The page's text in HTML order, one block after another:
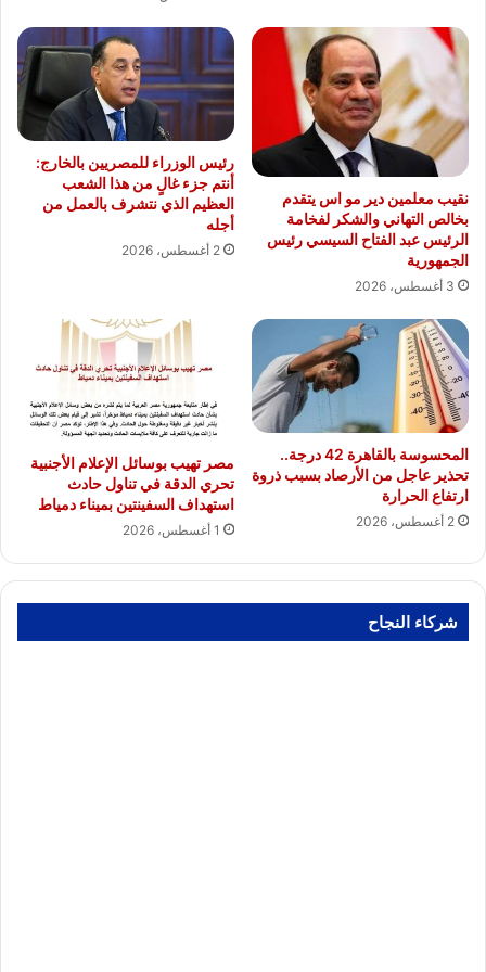
نقيب معلمين دير مو اس يتقدم
بخالص التهاني والشكر لفخامة
الرئيس عبد الفتاح السيسي رئيس
الجمهورية
3 أغسطس، 2026
رئيس الوزراء للمصريين بالخارج:
أنتم جزء غالٍ من هذا الشعب
العظيم الذي نتشرف بالعمل من
أجله
2 أغسطس، 2026
المحسوسة بالقاهرة 42 درجة..
تحذير عاجل من الأرصاد بسبب ذروة
ارتفاع الحرارة
2 أغسطس، 2026
مصر تهيب بوسائل الإعلام الأجنبية
تحري الدقة في تناول حادث
استهداف السفينتين بميناء دمياط
1 أغسطس، 2026
شركاء النجاح